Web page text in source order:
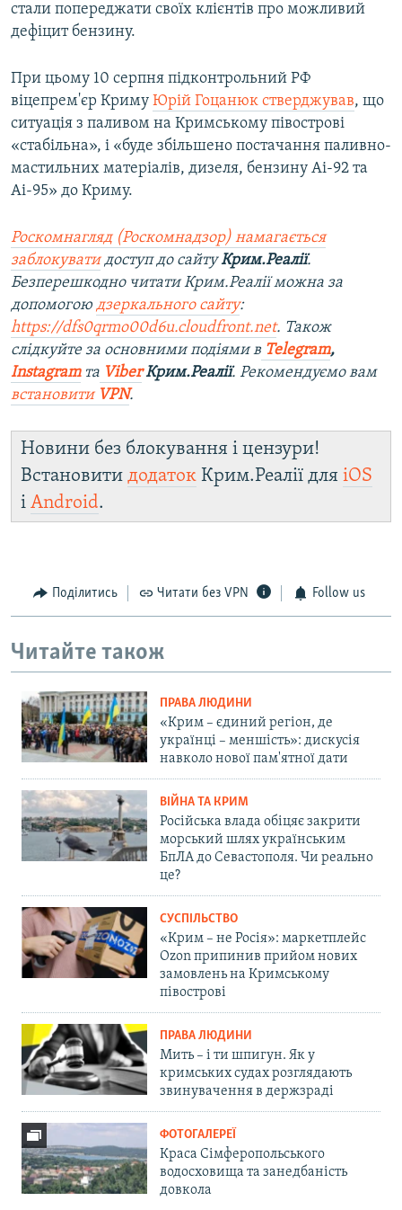
стали попереджати своїх клієнтів про можливий
дефіцит бензину.
При цьому 10 серпня підконтрольний РФ
віцепрем'єр Криму Юрій Гоцанюк стверджував, що
ситуація з паливом на Кримському півострові
«стабільна», і «буде збільшено постачання паливно-
мастильних матеріалів, дизеля, бензину Аі-92 та
Аі-95» до Криму.
Роскомнагляд (Роскомнадзор) намагається
заблокуватидоступ до сайтуКрим.Реалії.
Безперешкодно читати Крим.Реалії можна за
допомогою дзеркального сайту:
https://dfs0qrmo00d6u.cloudfront.net. Також
слідкуйте за основними подіями в Telegram,
Instagramта Viber Крим.Реалії. Рекомендуємо вам
встановити VPN.
Новини без блокування і цензури!
Встановити додаток Крим.Реалії для iOS
і Android.
Поділитись Читати без VPN Follow us
Читайте також
ПРАВА ЛЮДИНИ
«Крим – єдиний регіон, де
українці – меншість»: дискусія
навколо нової пам'ятної дати
ВІЙНА ТА КРИМ
Російська влада обіцяє закрити
морський шлях українським
БпЛА до Севастополя. Чи реально
це?
СУСПІЛЬСТВО
«Крим – не Росія»: маркетплейс
Ozon припинив прийом нових
замовлень на Кримському
півострові
ПРАВА ЛЮДИНИ
Мить – і ти шпигун. Як у
кримських судах розглядають
звинувачення в держзраді
ФОТОГАЛЕРЕЇ
Краса Сімферопольського
водосховища та занедбаність
довкола